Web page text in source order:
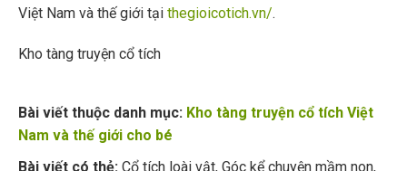
Việt Nam và thế giới tại thegioicotich.vn/.
Kho tàng truyện cổ tích
Bài viết thuộc danh mục: Kho tàng truyện cổ tích Việt
Nam và thế giới cho bé
Bài viết có thẻ: Cổ tích loài vật, Góc kể chuyện mầm non,